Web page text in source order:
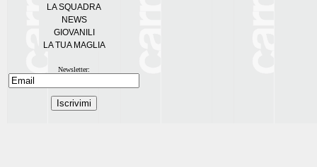
LA SQUADRA
NEWS
GIOVANILI
LA TUA MAGLIA
Newsletter: